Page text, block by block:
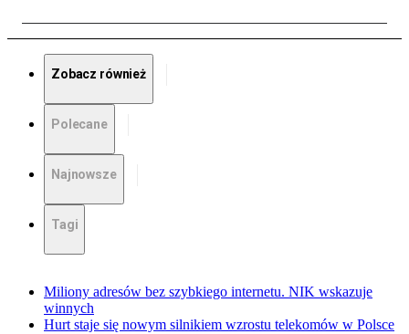
Zobacz również
Polecane
Najnowsze
Tagi
Miliony adresów bez szybkiego internetu. NIK wskazuje
winnych
Hurt staje się nowym silnikiem wzrostu telekomów w Polsce